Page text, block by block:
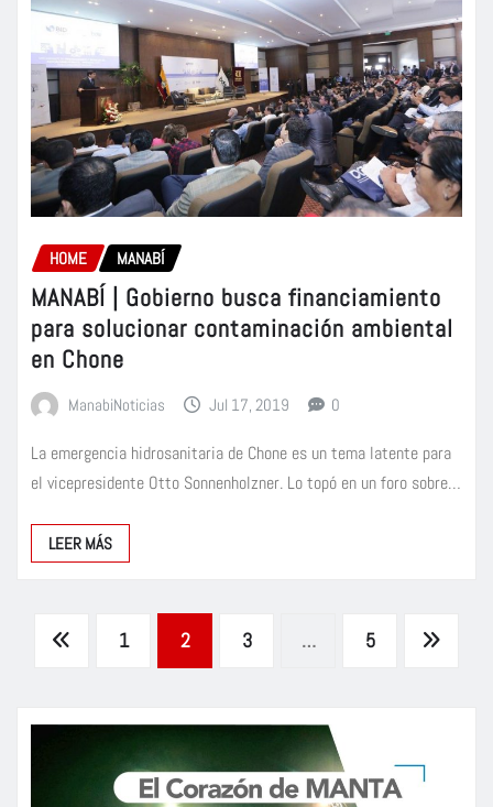
HOME MANABÍ
MANABÍ | Gobierno busca financiamiento
para solucionar contaminación ambiental
en Chone
ManabiNoticias Jul 17, 2019 0
La emergencia hidrosanitaria de Chone es un tema latente para
el vicepresidente Otto Sonnenholzner. Lo topó en un foro sobre…
LEER MÁS
Paginación
de
entradas
1 2 3 … 5